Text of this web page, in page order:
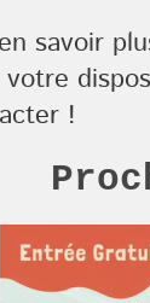
savoir
votre
!